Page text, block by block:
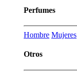
Perfumes
Hombre Mujeres
Otros